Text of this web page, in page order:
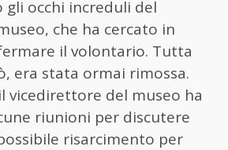
occhi increduli del
che ha cercato in
il volontario. Tutta
era stata ormai rimossa.
vicedirettore del museo ha
riunioni per discutere
risarcimento per